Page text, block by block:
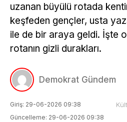
uzanan büyülü rotada
keşfeden gençler, usta
ile de bir araya geldi. İşte
rotanın gizli durakları.
Demokrat Gündem
Giriş: 29-06-2026 09:38
Güncelleme: 29-06-2026 09:38